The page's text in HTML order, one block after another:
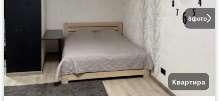
8фото
Квартира